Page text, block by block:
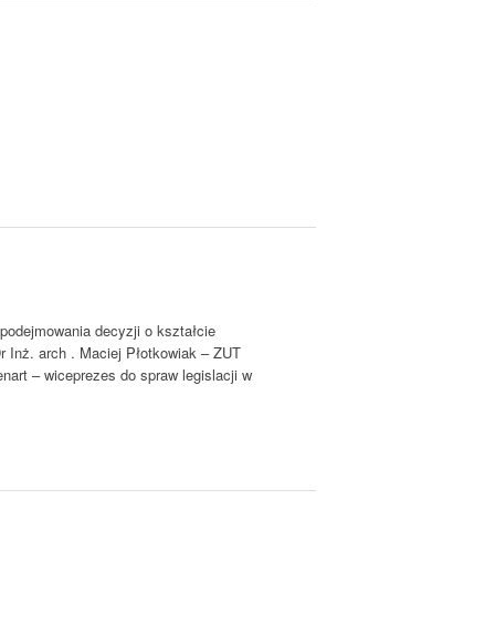
decyzji o kształcie
Inż. arch . Maciej Płotkowiak – ZUT
– wiceprezes do spraw legislacji w